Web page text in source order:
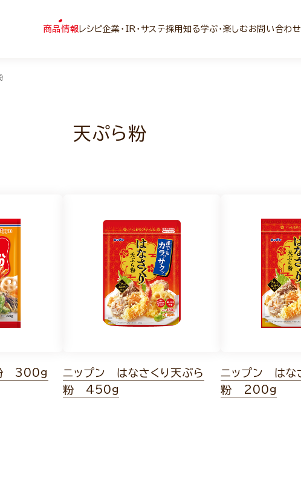
商品情報 レシピ企業・IR・サステ採用知る学ぶ・楽しむお問い合わ
天ぷら粉
300g
ニップン はなさくり天ぷら
粉 450g
ニップン はな
粉 200g